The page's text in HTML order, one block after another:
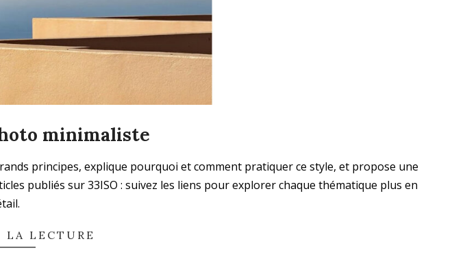
minimaliste
principes, explique pourquoi et comment pratiquer ce style, et propose une
publiés sur 33ISO : suivez les liens pour explorer chaque thématique plus en
LECTURE